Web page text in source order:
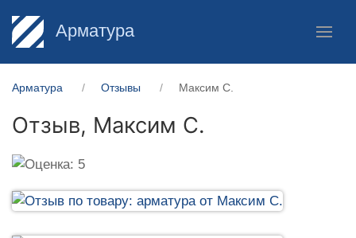
Арматура
Арматура Отзывы Максим С.
Отзыв, Максим С.